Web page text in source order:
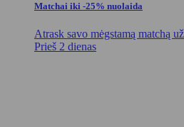
Matchai iki -25% nuolaida
Atrask savo mėgstamą matchą
Prieš 2 dienas